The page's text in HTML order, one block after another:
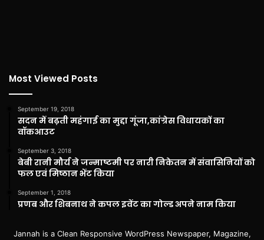
Most Viewed Posts
September 19, 2018
सदन में बढ़ती महंगाई का मुद्दा गूंजा,कांग्रेस विधायकों का
वॉकआउट
September 3, 2018
बेबी रानी मौर्य ने जन्माष्टमी पर नारी निकेतन में संवासिनियों को
फल एवं मिष्ठान भेंट किया
September 1, 2018
प्रणब और शिबनाथ ने कपल इवेंट का गोल्ड अपने नाम किया
Jannah is a Clean Responsive WordPress Newspaper, Magazine,